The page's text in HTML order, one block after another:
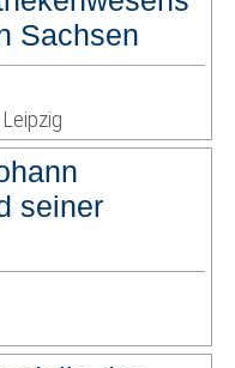
Sachsen
seiner